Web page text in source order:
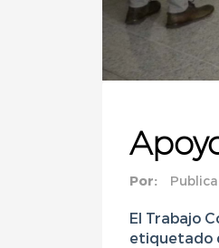
Por:
El Trabajo
etiquetado